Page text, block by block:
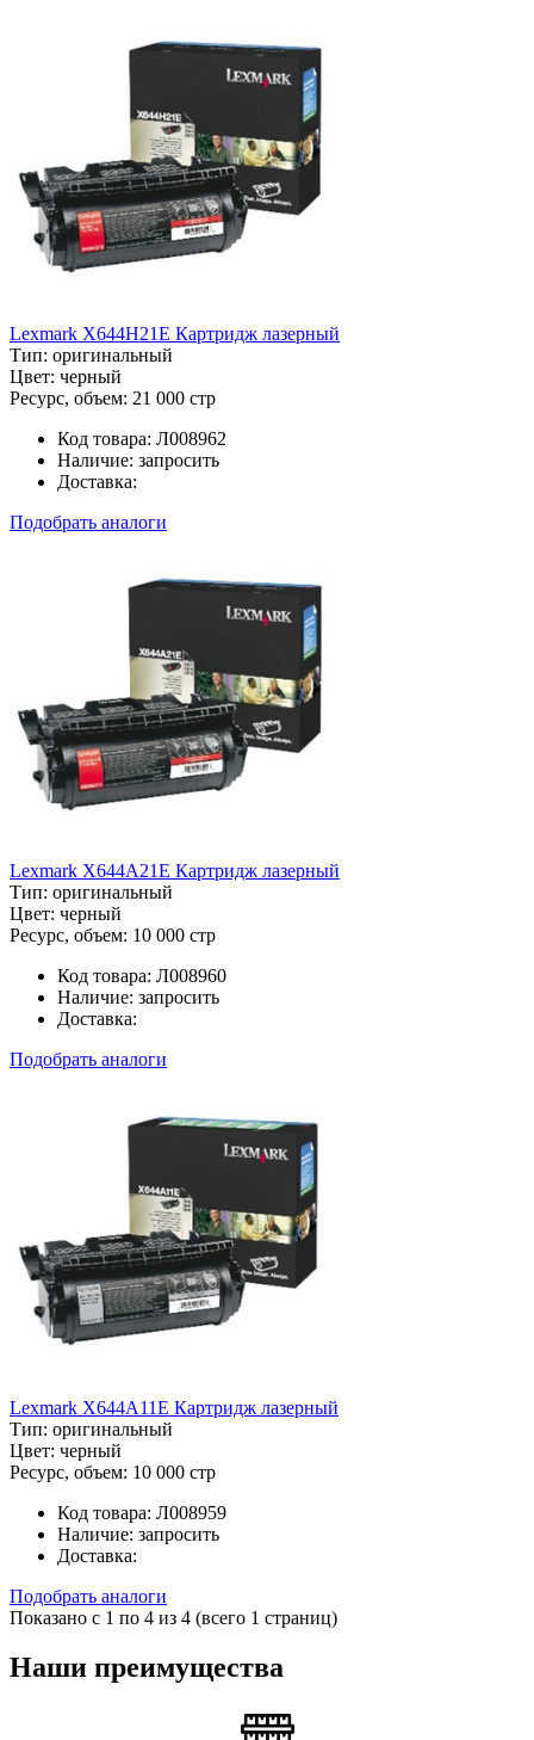
Lexmark X644H21E Картридж лазерный
Тип: оригинальный
Цвет: черный
Ресурс, объем: 21 000 стр
Код товара: Л008962
Наличие: запросить
Доставка:
Подобрать аналоги
Lexmark X644A21E Картридж лазерный
Тип: оригинальный
Цвет: черный
Ресурс, объем: 10 000 стр
Код товара: Л008960
Наличие: запросить
Доставка:
Подобрать аналоги
Lexmark X644A11E Картридж лазерный
Тип: оригинальный
Цвет: черный
Ресурс, объем: 10 000 стр
Код товара: Л008959
Наличие: запросить
Доставка:
Подобрать аналоги
Показано с 1 по 4 из 4 (всего 1 страниц)
Наши преимущества